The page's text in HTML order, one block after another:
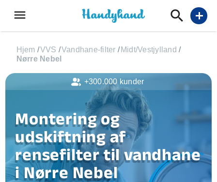
menu add
Hjem /VVS /Vandhane-filter / Midt/Vestjylland /
Nørre Nebel
Montering og
udskiftning af
rensefilter til vandhane
i Nørre Nebel
+300.000 kunder